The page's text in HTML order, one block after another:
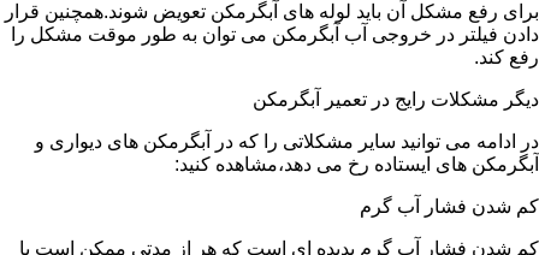
برای رفع مشکل آن باید لوله های آبگرمکن تعویض شوند.همچنین قرار
دادن فیلتر در خروجی آب آبگرمکن می توان به طور موقت مشکل را
رفع کند.
دیگر مشکلات رایج در تعمیر آبگرمکن
در ادامه می توانید سایر مشکلاتی را که در آبگرمکن های دیواری و
آبگرمکن های ایستاده رخ می دهد،مشاهده کنید:
کم شدن فشار آب گرم
کم شدن فشار آب گرم پدیده ای است که هر از مدتی ممکن است با